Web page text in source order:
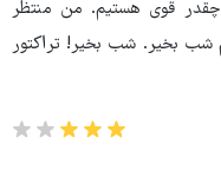
قوی هستیم. من منتظر
شب بخیر. شب بخیر! تراکتور